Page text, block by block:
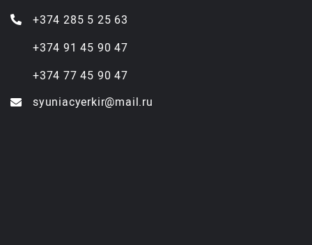
+374 285 5 25 63
+374 91 45 90 47
+374 77 45 90 47
syuniacyerkir@mail.ru